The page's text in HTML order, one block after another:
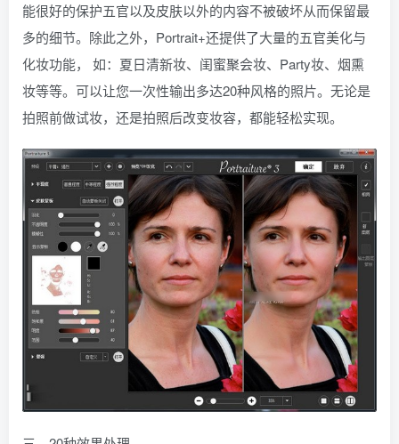
能很好的保护五官以及皮肤以外的内容不被破坏从而保留最
多的细节。除此之外，Portrait+还提供了大量的五官美化与
化妆功能， 如：夏日清新妆、闺蜜聚会妆、Party妆、烟熏
妆等等。可以让您一次性输出多达20种风格的照片。无论是
拍照前做试妆，还是拍照后改变妆容，都能轻松实现。